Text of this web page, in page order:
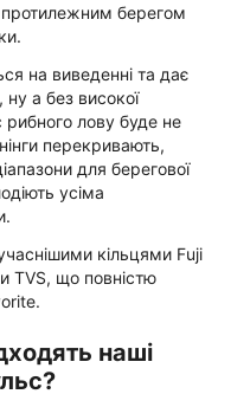
протилежним берегом
на виведенні та дає
а без високої
рибного лову буде не
перекривають,
для берегової
усіма
кільцями Fuji
TVS, що повністю
наші